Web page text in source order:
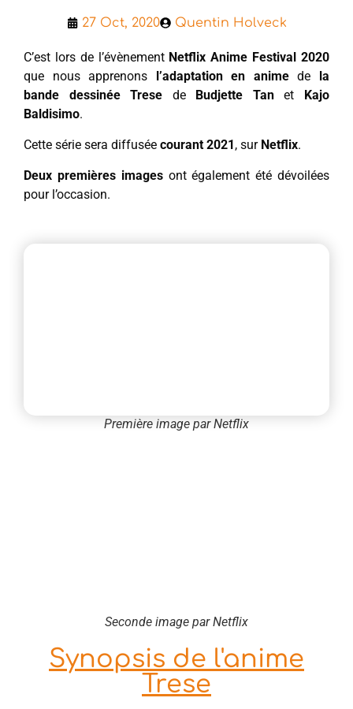
27 Oct, 2020 Quentin Holveck
C’est lors de l’évènement Netflix Anime Festival 2020
que nous apprenons l’adaptation en animede la
bande dessinée Trese de Budjette Tanet Kajo
Baldisimo.
Cette série sera diffusée courant 2021, sur Netflix.
Deux premières imagesont également été dévoilées
pour l’occasion.
Première image par Netflix
Seconde image par Netflix
Synopsis de l'anime
Trese